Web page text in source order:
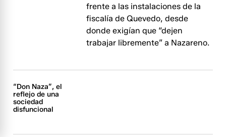
frente a las instalaciones de la
fiscalía de Quevedo, desde
donde exigían que “dejen
trabajar libremente” a Nazareno.
“Don Naza”, el
reflejo de una
sociedad
disfuncional